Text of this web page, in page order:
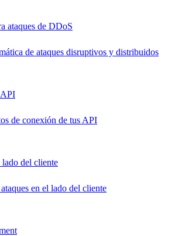
ataques de DDoS
de ataques disruptivos y distribuidos
API
de conexión de tus API
del cliente
en el lado del cliente